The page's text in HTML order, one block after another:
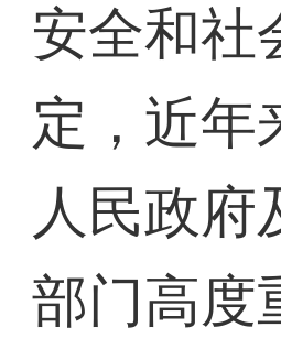
安全和社
定，近年
人民政府
部门高度